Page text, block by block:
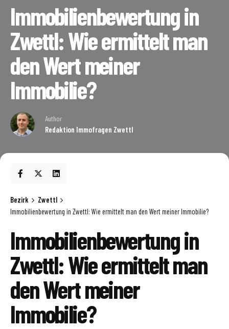
Immobilienbewertung in
Zwettl: Wie ermittelt man
den Wert meiner
Immobilie?
Author
Redaktion Immofragen Zwettl
Bezirk
Zwettl
Immobilienbewertung in Zwettl: Wie ermittelt man den Wert meiner Immobilie?
Immobilienbewertung in
Zwettl: Wie ermittelt man
den Wert meiner
Immobilie?